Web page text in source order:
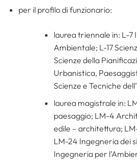
per il profilo di funzionario:
laurea triennale in: L-7
Ambientale; L-17
Scienze della
Urbanistica,
Scienze e Tecniche
laurea magistrale in:
paesaggio; LM-4
edile – architettura;
LM-24 Ingegneria dei
Ingegneria per